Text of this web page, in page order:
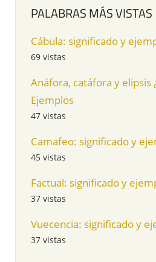
PALABRAS MÁS VISTAS
Cábula: significado y
69 vistas
Anáfora, catáfora y elipsis
Ejemplos
47 vistas
Camafeo: significado y
45 vistas
Factual: significado y
37 vistas
Vuecencia: significado y
37 vistas